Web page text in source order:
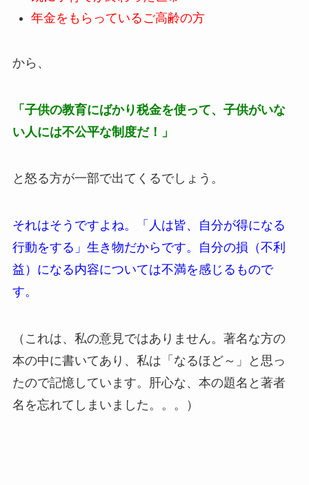
年金をもらっているご高齢の方
から、
「子供の教育にばかり税金を使って、子供がいな
い人には不公平な制度だ！」
と怒る方が一部で出てくるでしょう。
それはそうですよね。「人は皆、自分が得になる
行動をする」生き物だからです。自分の損（不利
益）になる内容については不満を感じるもので
す。
（これは、私の意見ではありません。著名な方の
本の中に書いてあり、私は「なるほど～」と思っ
たので記憶しています。肝心な、本の題名と著者
名を忘れてしまいました。。。）